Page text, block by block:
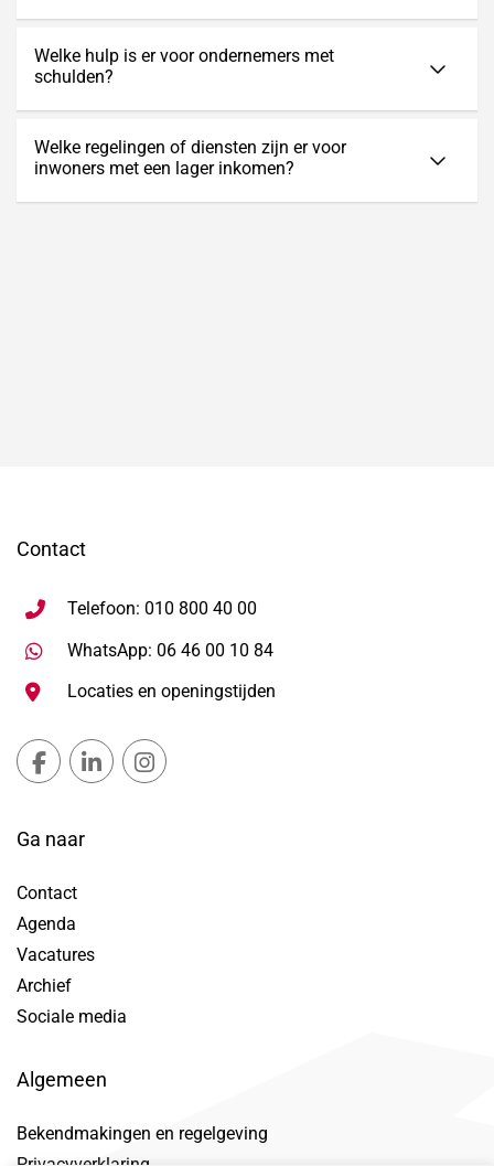
Welke hulp is er voor ondernemers met
schulden?
Welke regelingen of diensten zijn er voor
inwoners met een lager inkomen?
Contact
Telefoon: 010 800 40 00
WhatsApp: 06 46 00 10 84Stuur WhatsApp bericht,
Locaties en openingstijden
Gemeente Lansingerland Facebook, opent in nieuw
Gemeente Lansingerland LinkedIn, opent in
Ga naar
Contact
Agenda
Vacatures
Archief
Sociale media
Algemeen
Bekendmakingen en regelgeving